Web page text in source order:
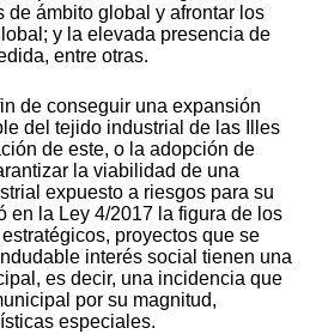
de ámbito global y afrontar los
y la elevada presencia de
entre otras.
de conseguir una expansión
del tejido industrial de las Illes
de este, o la adopción de
la viabilidad de una
expuesto a riesgos para su
en la Ley 4/2017 la figura de los
proyectos que se
interés social tienen una
es decir, una incidencia que
por su magnitud,
especiales.